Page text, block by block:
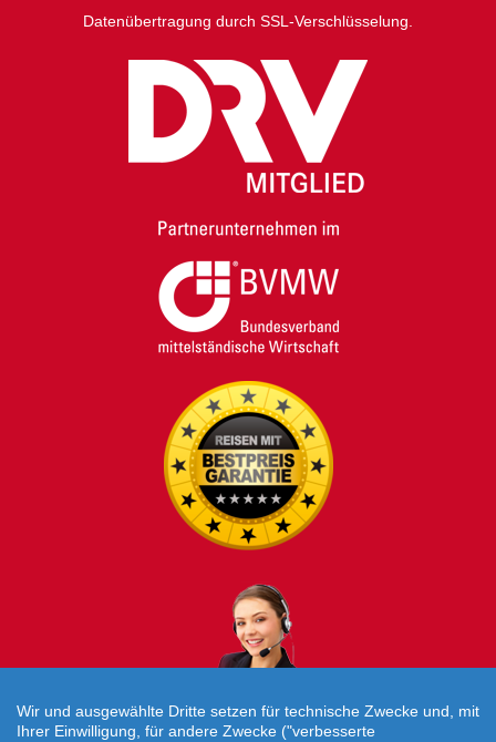
Datenübertragung durch SSL-Verschlüsselung.
Wir und ausgewählte Dritte setzen für technische Zwecke und, mit
Ihrer Einwilligung, für andere Zwecke ("verbesserte